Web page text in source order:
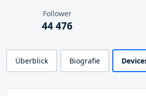
Follower
44 476
Überblick Biografie